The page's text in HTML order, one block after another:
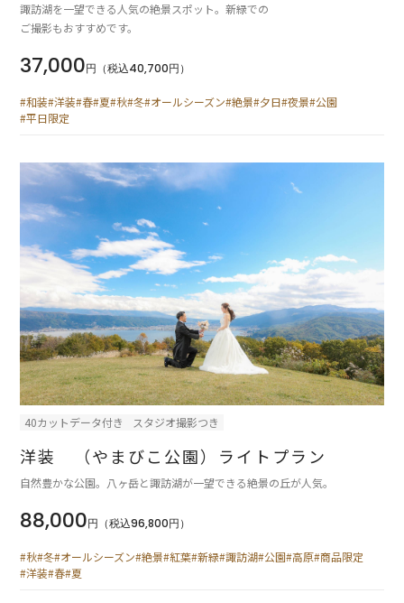
諏訪湖を一望できる人気の絶景スポット。新緑での
ご撮影もおすすめです。
37,000円（税込40,700円）
#和装#洋装#春#夏#秋#冬#オールシーズン#絶景#夕日#夜景#公園
#平日限定
40カットデータ付き スタジオ撮影つき
洋装 （やまびこ公園）ライトプラン
自然豊かな公園。八ヶ岳と諏訪湖が一望できる絶景の丘が人気。
88,000円（税込96,800円）
#秋#冬#オールシーズン#絶景#紅葉#新緑#諏訪湖#公園#高原#商品限定
#洋装#春#夏